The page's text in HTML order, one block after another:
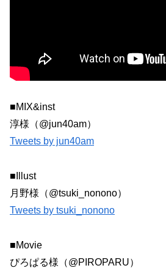
■MIX&inst
淳様（@jun40am）
Tweets by jun40am
■Illust
月野様（@tsuki_nonono）
Tweets by tsuki_nonono
■Movie
ぴろぱる様（@PIROPARU）